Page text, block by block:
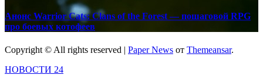
Анонс Warrior Cats: Clans of the Forest — пошаговой RPG
про боевых котофеев
Copyright © All rights reserved | Paper News от Themeansar.
НОВОСТИ 24